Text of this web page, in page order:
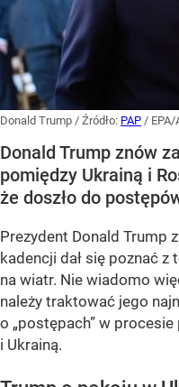
Donald Trump / Źródło: PAP /
Donald Trump znów
pomiędzy Ukrainą i
że doszło do
Prezydent Donald Trump
kadencji dał się poznać z
na wiatr. Nie wiadomo
należy traktować jego
o „postępach” w
i Ukrainą.